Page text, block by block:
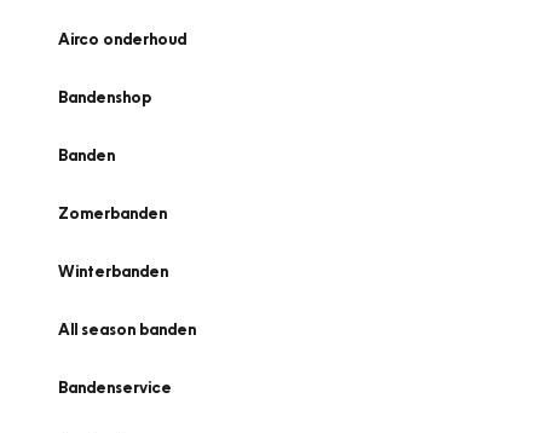
Airco onderhoud
Bandenshop
Banden
Zomerbanden
Winterbanden
All season banden
Bandenservice